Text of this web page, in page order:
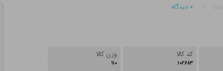
۰ دیدگاه
کد کالا
۱۰۲۶۸۳
وزن کالا
۱۱۰